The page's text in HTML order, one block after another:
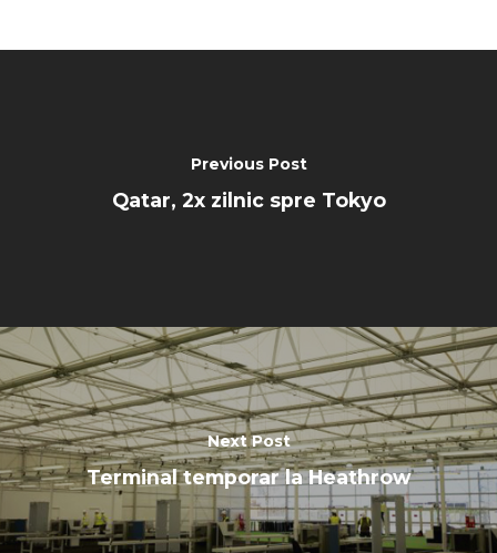
Previous Post
Qatar, 2x zilnic spre Tokyo
Next Post
Terminal temporar la Heathrow